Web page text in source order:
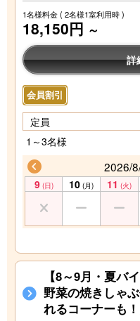
1名様料金( 2名様1室利用時 )
18,150円 ～
詳
会員割引
定員
1～3名様
2026/
9 (日) 10 (月) 11 (火)
【8～9月・夏バ
野菜の焼きしゃ
れるコーナーも